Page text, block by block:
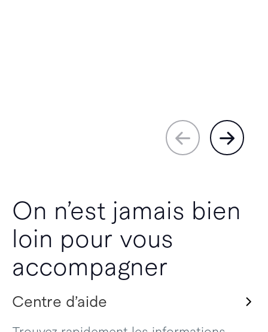
On n’est jamais bien
loin pour vous
accompagner
Centre d’aide